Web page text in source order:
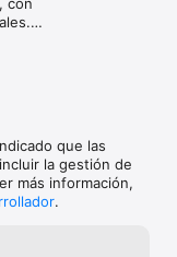
rachas y sube de
Un
te ofrece guías
lo que cuesta un
viaje
que las
la gestión de
más información,
.